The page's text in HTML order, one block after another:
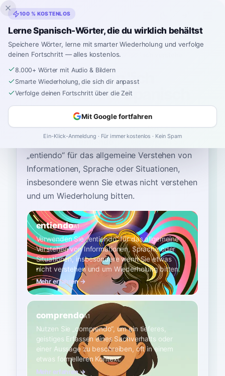
Inklingo
Startseite›Spanisch›German → Spanisch
Wie sagt man "ich
verstehe" auf Spanisch
Das gebräuchlichste spanische Wort für“ich
entiendo
verwenden Sie
„entiendo“ für das allgemeine Verstehen von
Informationen, Sprache oder Situationen,
insbesondere wenn Sie etwas nicht verstehen
und um Wiederholung bitten.
entiendoA1
Verwenden Sie „entiendo“ für das allgemeine
Verstehen von Informationen, Sprache oder
Situationen, insbesondere wenn Sie etwas
nicht verstehen und um Wiederholung bitten.
Mehr erfahren →
comprendoA1
Nutzen Sie „comprendo“, um ein tieferes,
geistiges Erfassen eines Sachverhalts oder
einer Aussage zu beschreiben, oft in einem
etwas formelleren Kontext.
Mehr erfahren →
100 % KOSTENLOS
Lerne Spanisch-Wörter, die du wirklich behältst
Speichere Wörter, lerne mit smarter Wiederholung und verfolge
deinen Fortschritt — alles kostenlos.
8.000+ Wörter mit Audio & Bildern
Smarte Wiederholung, die sich dir anpasst
Verfolge deinen Fortschritt über die Zeit
Mit Google fortfahren
Ein-Klick-Anmeldung · Für immer kostenlos · Kein Spam